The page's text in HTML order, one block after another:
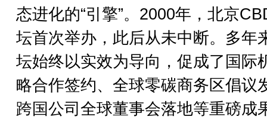
态进化的“引擎”。2000年，北京
坛首次举办，此后从未中断。多年
坛始终以实效为导向，促成了国际
略合作签约、全球零碳商务区倡议
跨国公司全球董事会落地等重磅成